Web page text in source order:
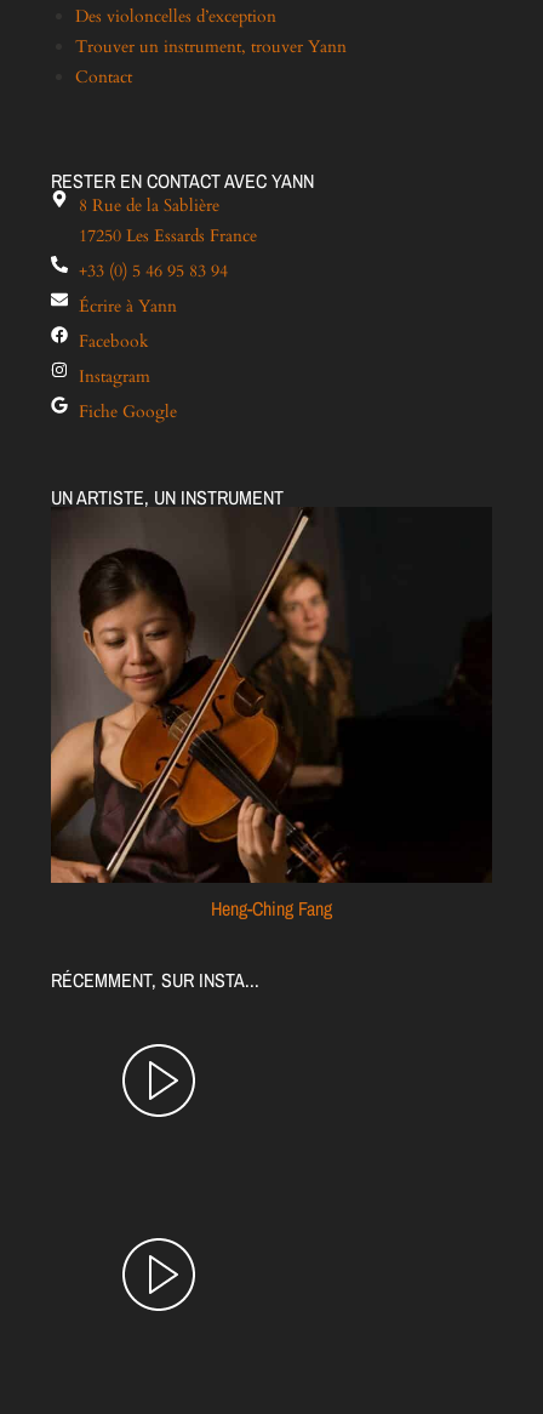
Des violoncelles d’exception
Trouver un instrument, trouver Yann
Contact
RESTER EN CONTACT AVEC YANN
8 Rue de la Sablière
17250 Les Essards France
+33 (0) 5 46 95 83 94
Écrire à Yann
Facebook
Instagram
Fiche Google
UN ARTISTE, UN INSTRUMENT
Heng-Ching Fang
RÉCEMMENT, SUR INSTA...